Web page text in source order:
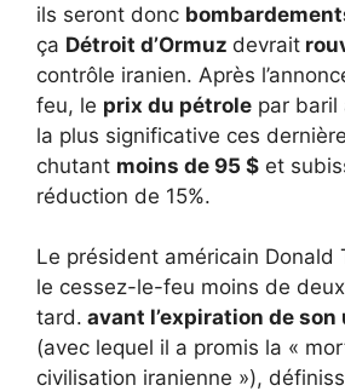
ils seront donc
ça Détroit d’Ormuz devrait
contrôle iranien. Après
feu, le prix du pétrole par baril
la plus significative ces
chutant moins de 95 $ et
réduction de 15%.
Le président américain Donald
le cessez-le-feu moins de
tard. avant l’expiration de
(avec lequel il a promis la «
civilisation iranienne »),